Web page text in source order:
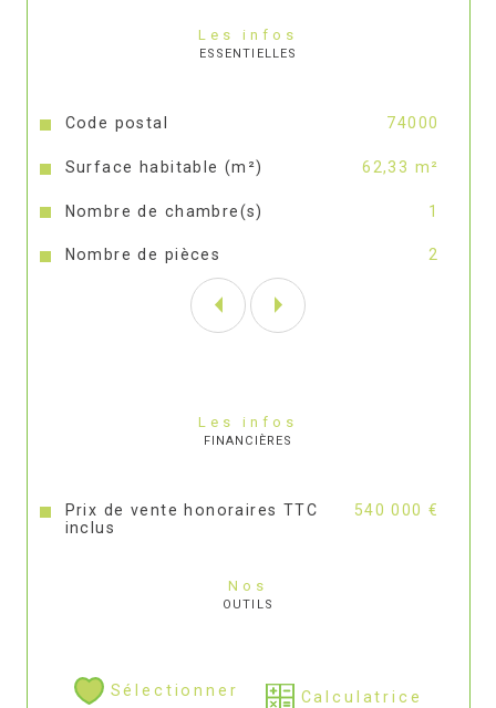
Les infos
ESSENTIELLES
Caractéristiques Valeurs
Code postal 74000
Surface habitable (m²) 62,33 m²
Nombre de chambre(s) 1
Nombre de pièces 2
Les infos
FINANCIÈRES
Prix de vente honoraires TTC
inclus
540 000 €
Nos
OUTILS
Sélectionner Calculatrice